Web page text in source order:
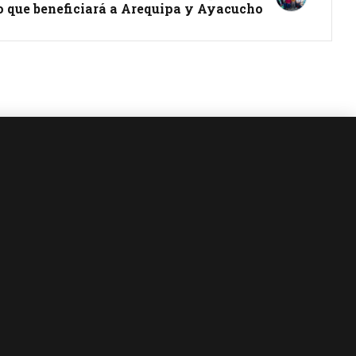
que beneficiará a Arequipa y Ayacucho